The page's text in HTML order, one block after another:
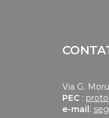
Via G.
PEC :
e-mail: